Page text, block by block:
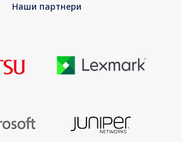
Наши партнери